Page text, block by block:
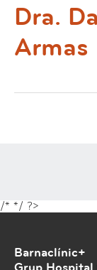
Dra.
Armas
/* */ ?>
Barnaclínic+